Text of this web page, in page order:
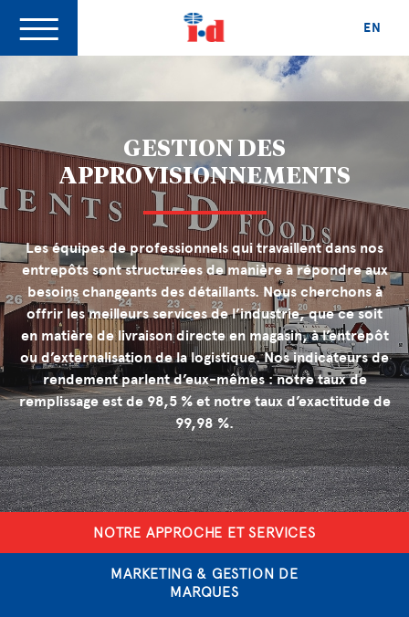
EN
GESTION DES
APPROVISIONNEMENTS
Les équipes de professionnels qui travaillent dans nos
entrepôts sont structurées de manière à répondre aux
besoins changeants des détaillants. Nous cherchons à
offrir les meilleurs services de l’industrie, que ce soit
en matière de livraison directe en magasin, à l’entrepôt
ou d’externalisation de la logistique. Nos indicateurs de
rendement parlent d’eux-mêmes : notre taux de
remplissage est de 98,5 % et notre taux d’exactitude de
99,98 %.
NOTRE APPROCHE ET SERVICES
MARKETING & GESTION DE
MARQUES